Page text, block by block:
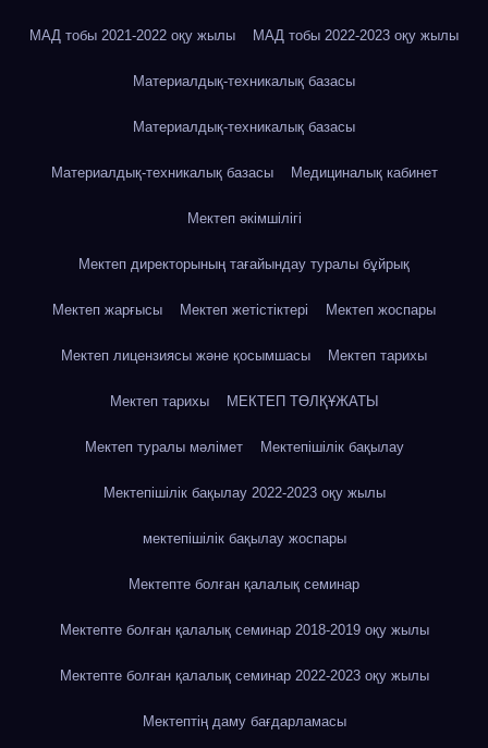
МАД тобы 2021-2022 оқу жылы МАД тобы 2022-2023 оқу жылы
Материалдық-техникалық базасы
Материалдық-техникалық базасы
Материалдық-техникалық базасы Медициналық кабинет
Мектеп әкімшілігі
Мектеп директорының тағайындау туралы бұйрық
Мектеп жарғысы Мектеп жетістіктері Мектеп жоспары
Мектеп лицензиясы және қосымшасы Мектеп тарихы
Мектеп тарихы МЕКТЕП ТӨЛҚҰЖАТЫ
Мектеп туралы мәлімет Мектепішілік бақылау
Мектепішілік бақылау 2022-2023 оқу жылы
мектепішілік бақылау жоспары
Мектепте болған қалалық семинар
Мектепте болған қалалық семинар 2018-2019 оқу жылы
Мектепте болған қалалық семинар 2022-2023 оқу жылы
Мектептің даму бағдарламасы